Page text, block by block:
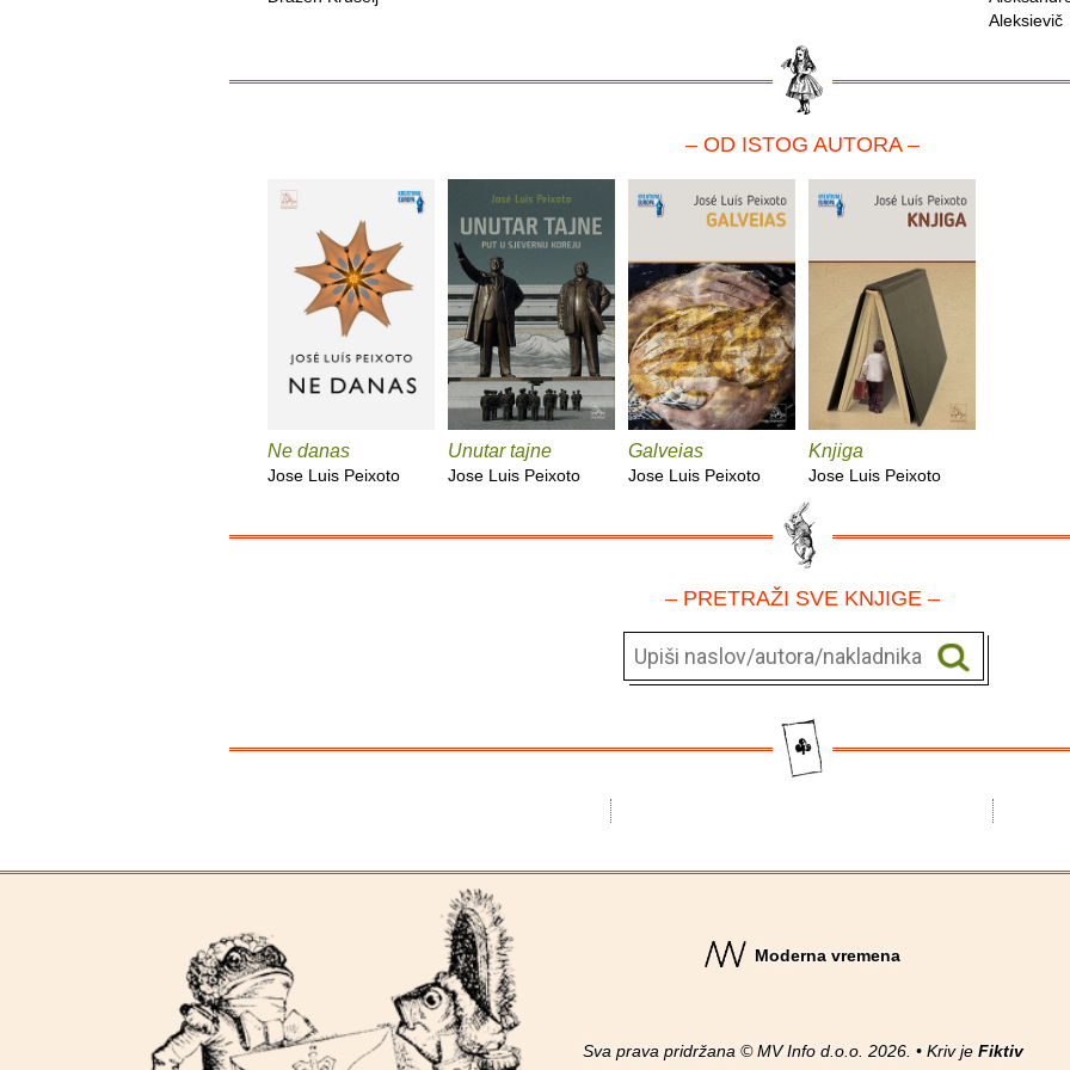
Aleksievič
– OD ISTOG AUTORA –
Ne danas
Jose Luis Peixoto
Unutar tajne
Jose Luis Peixoto
Galveias
Jose Luis Peixoto
Knjiga
Jose Luis Peixoto
– PRETRAŽI SVE KNJIGE –
Moderna vremena
Sva prava pridržana © MV Info d.o.o. 2026. • Kriv je Fiktiv